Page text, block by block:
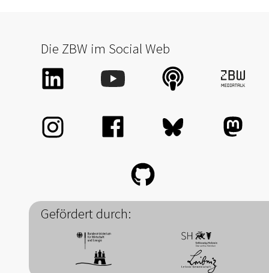
Die ZBW im Social Web
Gefördert durch: